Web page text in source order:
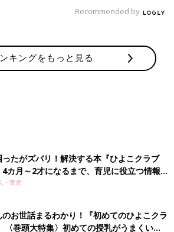
レシピ 離乳食初期 5～6ヶ月ごろ
画】
食5,6ヶ月ごろにおすすめ「にんじんのき
がけミルクがゆ」レシピをご紹介。おかゆ
画を見ればこの時期にあった離乳食がラク
作れます！ ＜かぼちゃがゆ＞とろりと甘いか
ちゃをプラス。
離乳食初期 5～6ヶ月ごろ【動画】
食をとにかく簡単に作りたい…。そんなマ
Recommended by
キングをもっと見る
たがズバリ！解決する本『ひよこクラブ
月～2才になるまで、育児に役立つ情報が
！
・育児
お世話まるわかり！『初めてのひよこクラ
〈巻頭大特集〉初めての授乳がうまくい